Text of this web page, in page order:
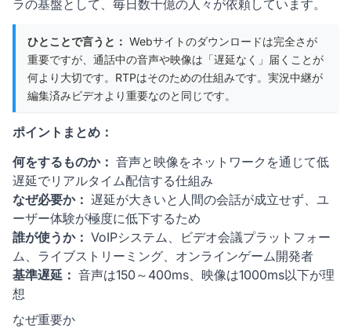
ラの基盤として、毎日数十億の人々が依頼しています。
ひとことで言うと： Webサイトのダウンロードは完全さが
重要ですが、通話中の音声や映像は「遅延なく」届くことが
何より大切です。RTPはそのための仕組みです。実況中継が
編集済みビデオより重要なのと同じです。
ポイントまとめ：
何をするものか： 音声と映像をネットワークを通じて低
遅延でリアルタイム配信する仕組み
なぜ必要か： 遅延が大きいと人間の会話が成立せず、ユ
ーザー体験が極度に低下するため
誰が使うか： VoIPシステム、ビデオ会議プラットフォー
ム、ライブストリーミング、オンラインゲーム開発者
基準遅延： 音声は150～400ms、映像は1000ms以下が理
想
なぜ重要か